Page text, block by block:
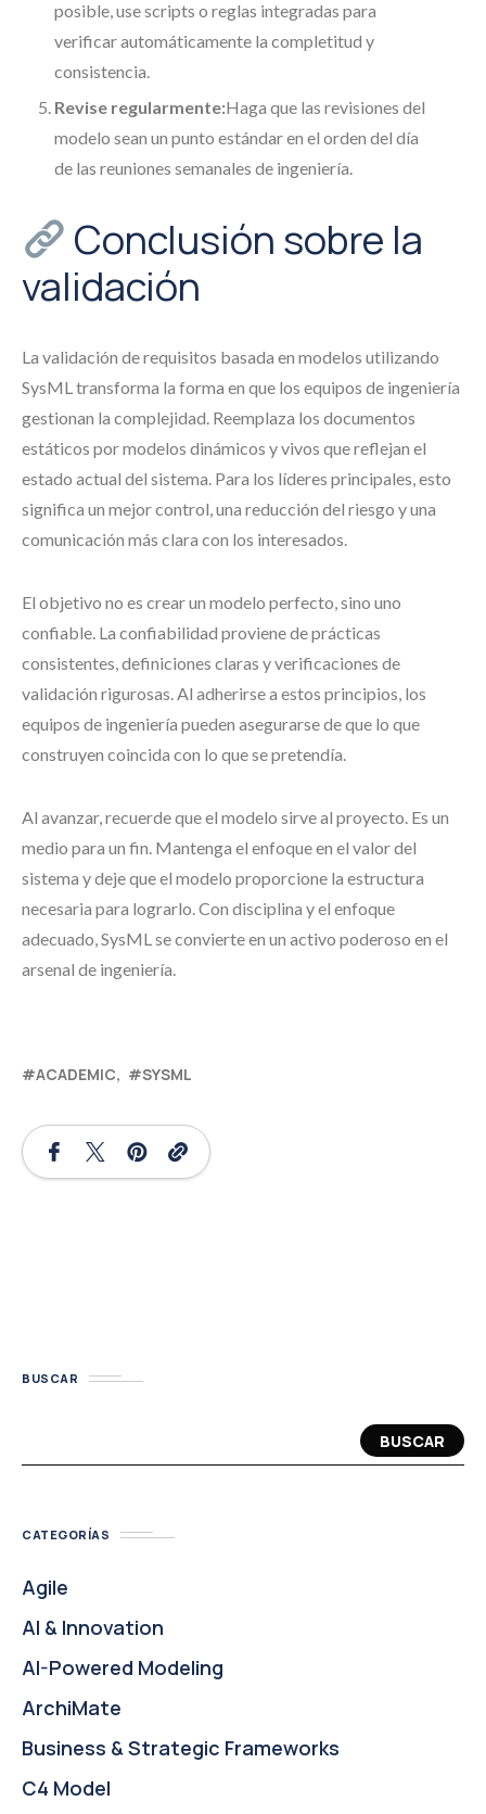
posible, use scripts o reglas integradas para
verificar automáticamente la completitud y
consistencia.
Revise regularmente:Haga que las revisiones del
modelo sean un punto estándar en el orden del día
de las reuniones semanales de ingeniería.
Conclusión sobre la
validación
La validación de requisitos basada en modelos utilizando
SysML transforma la forma en que los equipos de ingeniería
gestionan la complejidad. Reemplaza los documentos
estáticos por modelos dinámicos y vivos que reflejan el
estado actual del sistema. Para los líderes principales, esto
significa un mejor control, una reducción del riesgo y una
comunicación más clara con los interesados.
El objetivo no es crear un modelo perfecto, sino uno
confiable. La confiabilidad proviene de prácticas
consistentes, definiciones claras y verificaciones de
validación rigurosas. Al adherirse a estos principios, los
equipos de ingeniería pueden asegurarse de que lo que
construyen coincida con lo que se pretendía.
Al avanzar, recuerde que el modelo sirve al proyecto. Es un
medio para un fin. Mantenga el enfoque en el valor del
sistema y deje que el modelo proporcione la estructura
necesaria para lograrlo. Con disciplina y el enfoque
adecuado, SysML se convierte en un activo poderoso en el
arsenal de ingeniería.
ACADEMIC SYSML
BUSCAR
BUSCAR
CATEGORÍAS
Agile
AI & Innovation
AI-Powered Modeling
ArchiMate
Business & Strategic Frameworks
C4 Model